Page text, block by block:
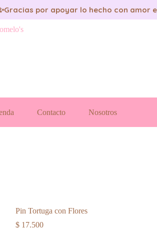
Gracias por apoyar lo hecho con amor
Contacto Nosotros
Pin Tortuga con Flores
$17.500